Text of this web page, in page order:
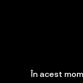
În acest